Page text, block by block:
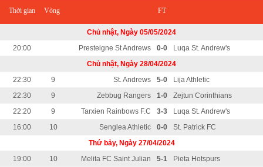
Thời gian Vòng FT
Chủ nhật, Ngày 05/05/2024
20:00
Presteigne St Andrews 0-0
Luqa St. Andrew's
Chủ nhật, Ngày 28/04/2024
22:30
9 St. Andrews 5-0
Lija Athletic
22:30
9 Zebbug Rangers 1-0
Zejtun Corinthians
22:20
9 Tarxien Rainbows F.C 3-3
Luqa St. Andrew's
16:00
10 Senglea Athletic 0-0
St. Patrick FC
Thứ bảy, Ngày 27/04/2024
19:00
10 Melita FC Saint Julian 5-1
Pieta Hotspurs